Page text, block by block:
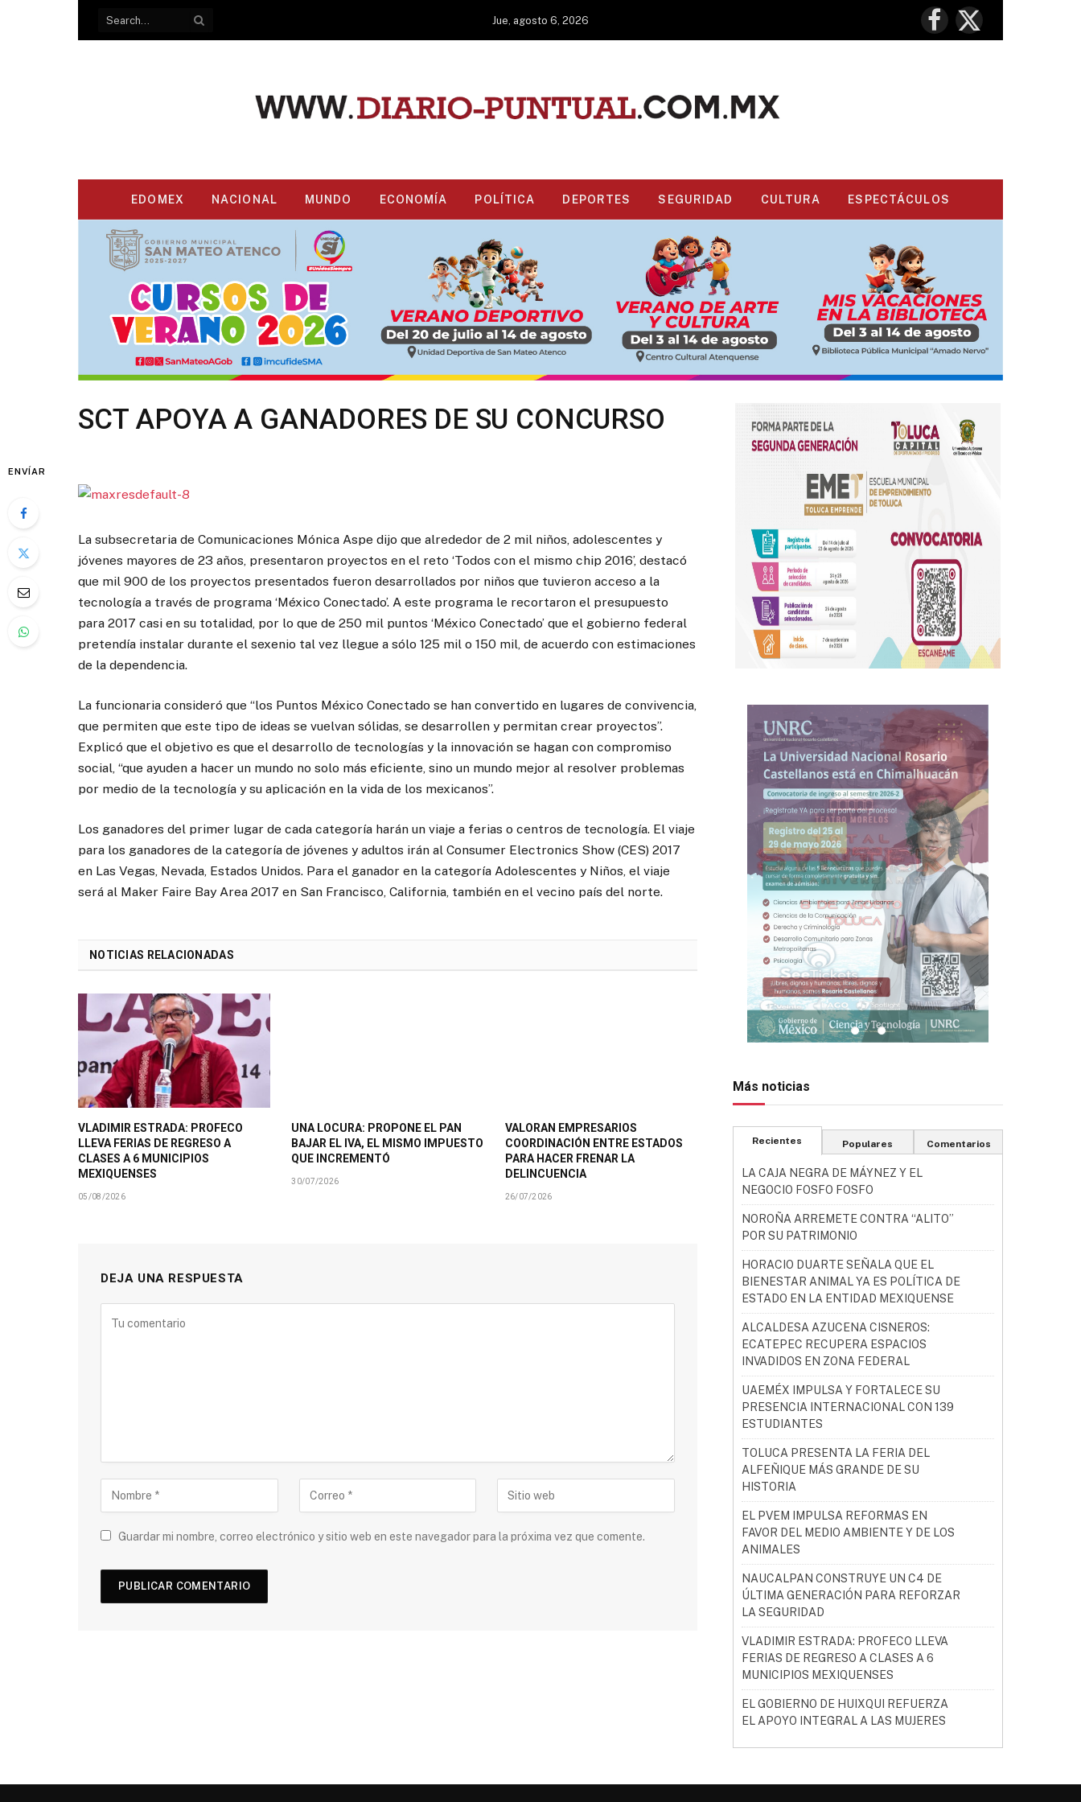
Jue, agosto 6, 2026
Facebook
X
(Twitter)
EDOMEX NACIONAL MUNDO ECONOMÍA POLÍTICA DEPORTES SEGURIDAD CULTURA ESPECTÁCULOS
SCT APOYA A GANADORES DE SU CONCURSO
ENVÍAR
La subsecretaria de Comunicaciones Mónica Aspe dijo que alrededor de 2 mil niños, adolescentes y
jóvenes mayores de 23 años, presentaron proyectos en el reto ‘Todos con el mismo chip 2016’, destacó
que mil 900 de los proyectos presentados fueron desarrollados por niños que tuvieron acceso a la
tecnología a través de programa ‘México Conectado’. A este programa le recortaron el presupuesto
para 2017 casi en su totalidad, por lo que de 250 mil puntos ‘México Conectado’ que el gobierno federal
pretendía instalar durante el sexenio tal vez llegue a sólo 125 mil o 150 mil, de acuerdo con estimaciones
de la dependencia.
La funcionaria consideró que “los Puntos México Conectado se han convertido en lugares de convivencia,
que permiten que este tipo de ideas se vuelvan sólidas, se desarrollen y permitan crear proyectos”.
Explicó que el objetivo es que el desarrollo de tecnologías y la innovación se hagan con compromiso
social, “que ayuden a hacer un mundo no solo más eficiente, sino un mundo mejor al resolver problemas
por medio de la tecnología y su aplicación en la vida de los mexicanos”.
Los ganadores del primer lugar de cada categoría harán un viaje a ferias o centros de tecnología. El viaje
para los ganadores de la categoría de jóvenes y adultos irán al Consumer Electronics Show (CES) 2017
en Las Vegas, Nevada, Estados Unidos. Para el ganador en la categoría Adolescentes y Niños, el viaje
será al Maker Faire Bay Area 2017 en San Francisco, California, también en el vecino país del norte.
NOTICIAS RELACIONADAS
VLADIMIR ESTRADA: PROFECO
LLEVA FERIAS DE REGRESO A
CLASES A 6 MUNICIPIOS
MEXIQUENSES
05/08/2026
UNA LOCURA: PROPONE EL PAN
BAJAR EL IVA, EL MISMO IMPUESTO
QUE INCREMENTÓ
30/07/2026
VALORAN EMPRESARIOS
COORDINACIÓN ENTRE ESTADOS
PARA HACER FRENAR LA
DELINCUENCIA
26/07/2026
DEJA UNA RESPUESTA
Guardar mi nombre, correo electrónico y sitio web en este navegador para la próxima vez que comente.
Más noticias
Recientes Populares Comentarios
LA CAJA NEGRA DE MÁYNEZ Y EL
NEGOCIO FOSFO FOSFO
NOROÑA ARREMETE CONTRA “ALITO”
POR SU PATRIMONIO
HORACIO DUARTE SEÑALA QUE EL
BIENESTAR ANIMAL YA ES POLÍTICA DE
ESTADO EN LA ENTIDAD MEXIQUENSE
ALCALDESA AZUCENA CISNEROS:
ECATEPEC RECUPERA ESPACIOS
INVADIDOS EN ZONA FEDERAL
UAEMÉX IMPULSA Y FORTALECE SU
PRESENCIA INTERNACIONAL CON 139
ESTUDIANTES
TOLUCA PRESENTA LA FERIA DEL
ALFEÑIQUE MÁS GRANDE DE SU
HISTORIA
EL PVEM IMPULSA REFORMAS EN
FAVOR DEL MEDIO AMBIENTE Y DE LOS
ANIMALES
NAUCALPAN CONSTRUYE UN C4 DE
ÚLTIMA GENERACIÓN PARA REFORZAR
LA SEGURIDAD
VLADIMIR ESTRADA: PROFECO LLEVA
FERIAS DE REGRESO A CLASES A 6
MUNICIPIOS MEXIQUENSES
EL GOBIERNO DE HUIXQUI REFUERZA
EL APOYO INTEGRAL A LAS MUJERES